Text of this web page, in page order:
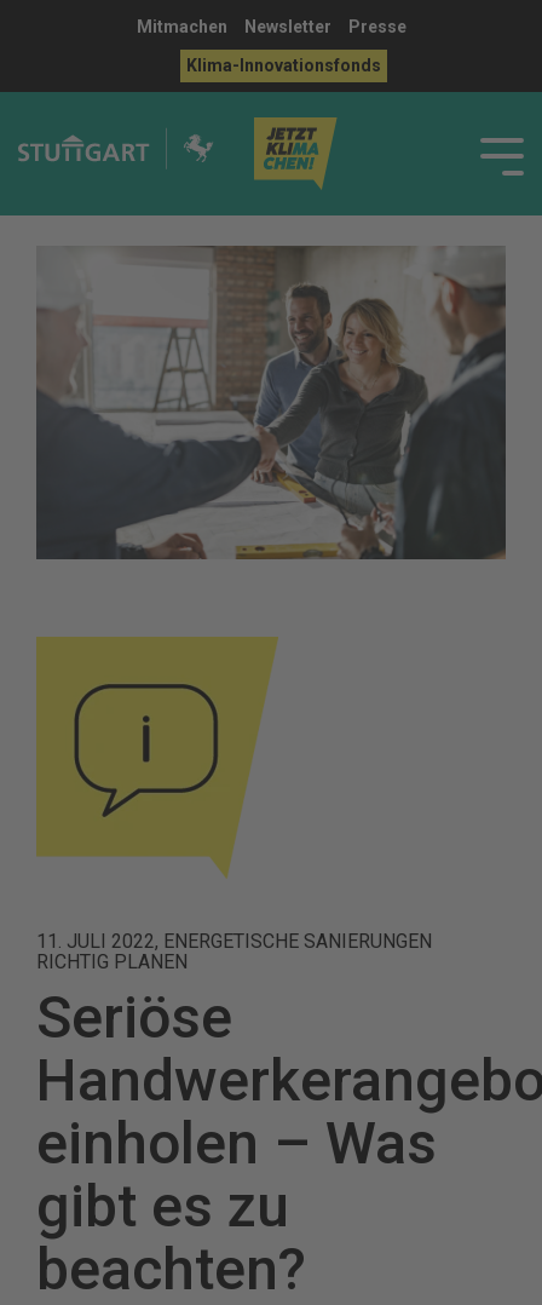
Mitmachen Newsletter
Presse
Klima-Innovationsfonds
11. JULI 2022, ENERGETISCHE SANIERUNGEN
RICHTIG PLANEN
Seriöse
einholen – Was
gibt es zu
beachten?